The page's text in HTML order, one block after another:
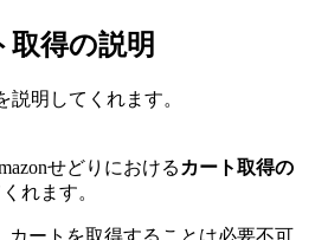
取得の説明
せどりにおける カート取得の
れます。
カートを取得することは必要不可